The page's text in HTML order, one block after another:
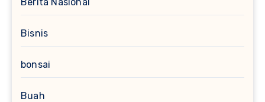
Bisnis
bonsai
Buah